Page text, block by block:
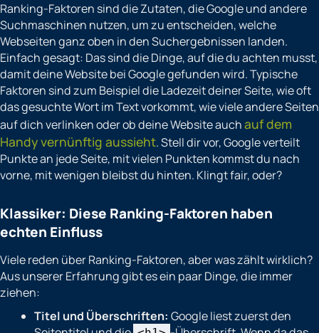
Ranking-Faktoren sind die Zutaten, die Google und andere
Suchmaschinen nutzen, um zu entscheiden, welche
Webseiten ganz oben in den Suchergebnissen landen.
Einfach gesagt: Das sind die Dinge, auf die du achten musst,
damit deine Website bei Google gefunden wird. Typische
Faktoren sind zum Beispiel die Ladezeit deiner Seite, wie oft
das gesuchte Wort im Text vorkommt, wie viele andere Seiten
auf dich verlinken oder ob deine Website auchauf dem
Handy vernünftig aussieht. Stell dir vor, Google verteilt
Punkte an jede Seite, mit vielen Punkten kommst du nach
vorne, mit wenigen bleibst du hinten. Klingt fair, oder?
Klassiker: Diese Ranking-Faktoren haben
echten Einfluss
Viele reden über Ranking-Faktoren, aber was zählt wirklich?
Aus unserer Erfahrung gibt es ein paar Dinge, die immer
ziehen:
Titel und Überschriften: Google liest zuerst den